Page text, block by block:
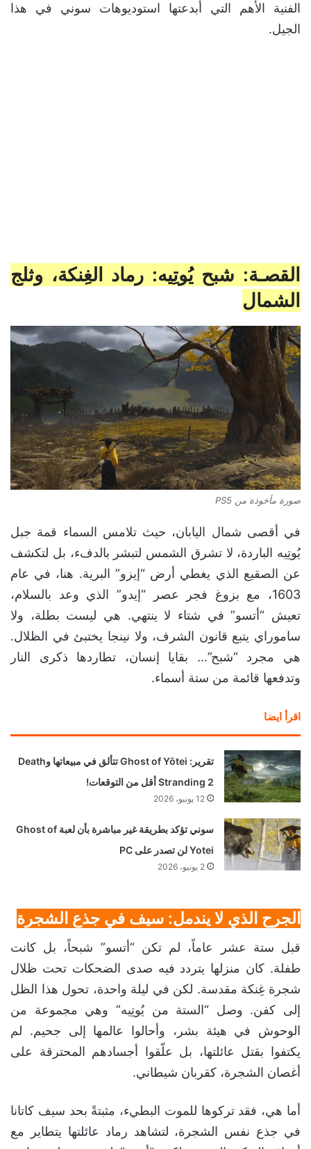
الفنية الأهم التي أبدعتها استوديوهات سوني في هذا
الجيل.
القصـة: شبح يُوتِيه: رماد الغِنكة، وثلج
الشمال
صورة مأخوذة من PS5
في أقصى شمال اليابان، حيث تلامس السماء قمة جبل
يُوتِيه الباردة، لا تشرق الشمس لتبشر بالدفء، بل لتكشف
عن الصقيع الذي يغطي أرض “إيزو” البرية. هنا، في عام
1603، مع بزوغ فجر عصر “إيدو” الذي وعد بالسلام،
تعيش “أتسو” في شتاء لا ينتهي. هي ليست بطلة، ولا
ساموراي يتبع قانون الشرف، ولا نينجا يختبئ في الظلال.
هي مجرد “شبح”… بقايا إنسان، تطاردها ذكرى النار
وتدفعها قائمة من ستة أسماء.
اقرأ ايضا
تقرير: Ghost of Yōtei تتألق في مبيعاتها وDeath
Stranding 2 أقل من التوقعات!
12 يونيو، 2026
سوني تؤكد بطريقة غير مباشرة بأن لعبة Ghost of
Yotei لن تصدر على PC
2 يونيو، 2026
الجرح الذي لا يندمل: سيف في جذع الشجرة
قبل ستة عشر عاماً، لم تكن “أتسو” شبحاً، بل كانت
طفلة. كان منزلها يتردد فيه صدى الضحكات تحت ظلال
شجرة غِنكة مقدسة. لكن في ليلة واحدة، تحول هذا الظل
إلى كفن. وصل “الستة من يُوتِيه” وهي مجموعة من
الوحوش في هيئة بشر، وأحالوا عالمها إلى جحيم. لم
يكتفوا بقتل عائلتها، بل علّقوا أجسادهم المحترقة على
أغصان الشجرة، كقربان شيطاني.
أما هي، فقد تركوها للموت البطيء، مثبتةً بحد سيف كاتانا
في جذع نفس الشجرة، لتشاهد رماد عائلتها يتطاير مع